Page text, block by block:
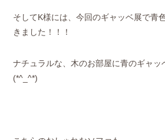
そしてK様には、今回のギャッベ展で青
きました！！！
ナチュラルな、木のお部屋に青のギャッ
(*^_^*)